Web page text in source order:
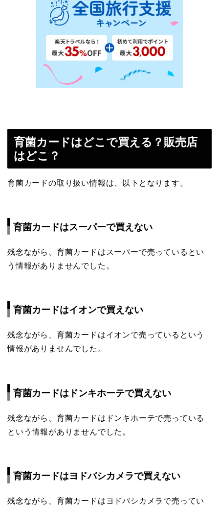
育菌カードはどこで買える？販売店
はどこ？
育菌カードの取り扱い情報は、以下となります。
育菌カードはスーパーで買えない
残念ながら、育菌カードはスーパーで売っているとい
う情報がありませんでした。
育菌カードはイオンで買えない
残念ながら、育菌カードはイオンで売っているという
情報がありませんでした。
育菌カードはドンキホーテで買えない
残念ながら、育菌カードはドンキホーテで売っている
という情報がありませんでした。
育菌カードはヨドバシカメラで買えない
残念ながら、育菌カードはヨドバシカメラで売ってい